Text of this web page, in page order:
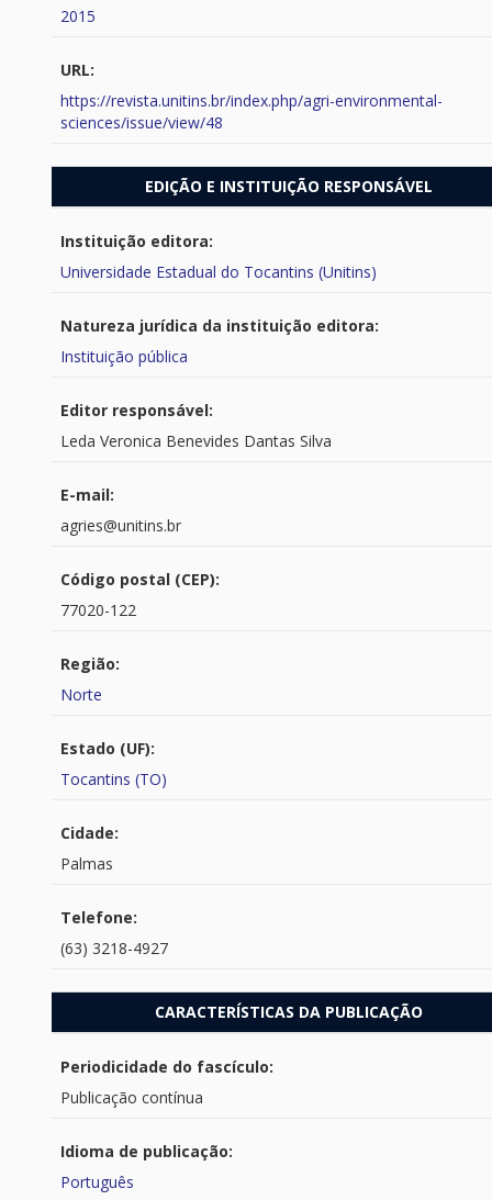
2015
URL:
https://revista.unitins.br/index.php/agri-environmental-
sciences/issue/view/48
EDIÇÃO E INSTITUIÇÃO RESPONSÁVEL
Instituição editora:
Universidade Estadual do Tocantins (Unitins)
Natureza jurídica da instituição editora:
Instituição pública
Editor responsável:
Leda Veronica Benevides Dantas Silva
E-mail:
agries@unitins.br
Código postal (CEP):
77020-122
Região:
Norte
Estado (UF):
Tocantins (TO)
Cidade:
Palmas
Telefone:
(63) 3218-4927
CARACTERÍSTICAS DA PUBLICAÇÃO
Periodicidade do fascículo:
Publicação contínua
Idioma de publicação:
Português